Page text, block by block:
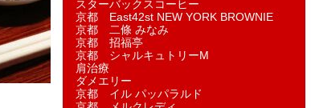
スターバックスコーヒー
京都 East42st NEW YORK BROWNIE
京都 二條 みなみ
京都 招福亭
京都 シャルキュトリーM
肩治療
ダメエリー
京都 イル パッパラルド